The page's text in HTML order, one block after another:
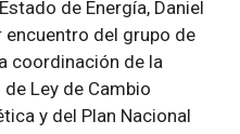
de Energía, Daniel
encuentro del grupo de
coordinación de la
Ley de Cambio
y del Plan Nacional